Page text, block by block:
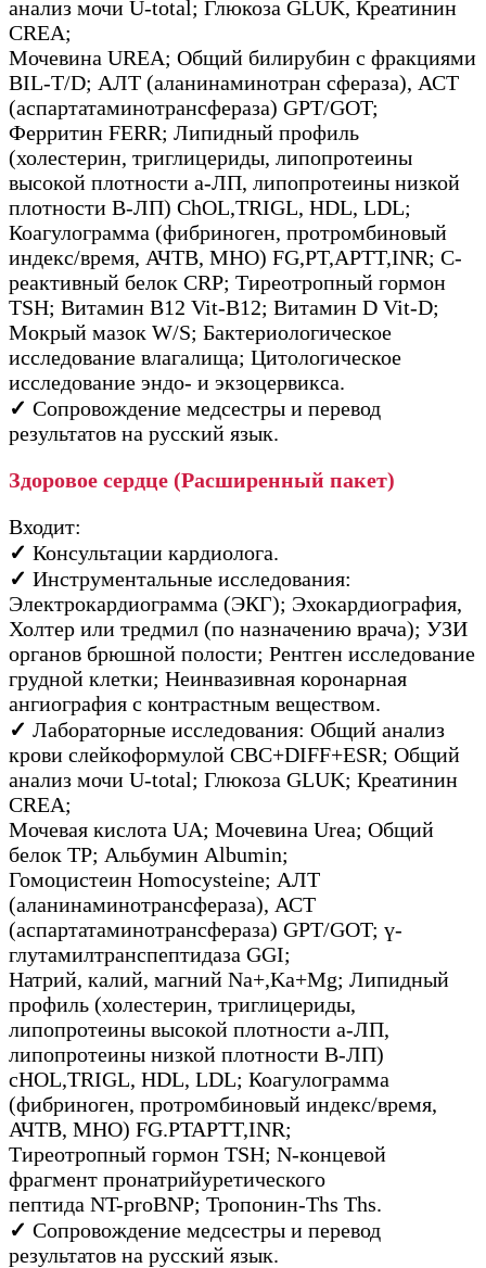
анализ мочи U-total; Глюкоза GLUK, Креатинин
CREA;
Мочевина UREA; Общий билирубин с фракциями
BIL-T/D; АЛТ (аланинаминотран сфераза), АСТ
(аспартатаминотрансфераза) GPT/GOT;
Ферритин FERR; Липидный профиль
(холестерин, триглицериды, липопротеины
высокой плотности а-ЛП, липопротеины низкой
плотности В-ЛП) ChOL,TRIGL, HDL, LDL;
Коагулограмма (фибриноген, протромбиновый
индекс/время, АЧТВ, МНО) FG,PT,APTT,INR; С-
реактивный белок CRP; Тиреотропный гормон
TSH; Витамин В12 Vit-B12; Витамин D Vit-D;
Мокрый мазок W/S; Бактериологическое
исследование влагалища; Цитологическое
исследование эндо- и экзоцервикса.
✓ Сопровождение медсестры и перевод
результатов на русский язык.
Здоровое сердце (Расширенный пакет)
Входит:
✓ Консультации кардиолога.
✓ Инструментальные исследования:
Электрокардиограмма (ЭКГ); Эхокардиография,
Холтер или тредмил (по назначению врача); УЗИ
органов брюшной полости; Рентген исследование
грудной клетки; Неинвазивная коронарная
ангиография с контрастным веществом.
✓ Лабораторные исследования: Общий анализ
крови слейкоформулой CBC+DIFF+ESR; Общий
анализ мочи U-total; Глюкоза GLUK; Креатинин
CREA;
Мочевая кислота UA; Мочевина Urea; Общий
белок TP; Альбумин Albumin;
Гомоцистеин Homocysteine; АЛТ
(аланинаминотрансфераза), АСТ
(аспартатаминотрансфераза) GPT/GOT; ү-
глутамилтранспептидаза GGI;
Натрий, калий, магний Na+,Ka+Mg; Липидный
профиль (холестерин, триглицериды,
липопротеины высокой плотности а-ЛП,
липопротеины низкой плотности В-ЛП)
cHOL,TRIGL, HDL, LDL; Коагулограмма
(фибриноген, протромбиновый индекс/время,
АЧТВ, МНО) FG.PTAPTT,INR;
Тиреотропный гормон TSH; N-концевой
фрагмент пронатрийуретического
пептида NT-proBNP; Тропонин-Ths Ths.
✓ Сопровождение медсестры и перевод
результатов на русский язык.